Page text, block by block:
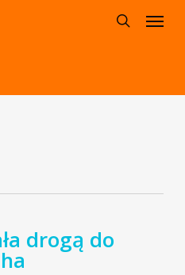
Menu
drogą do